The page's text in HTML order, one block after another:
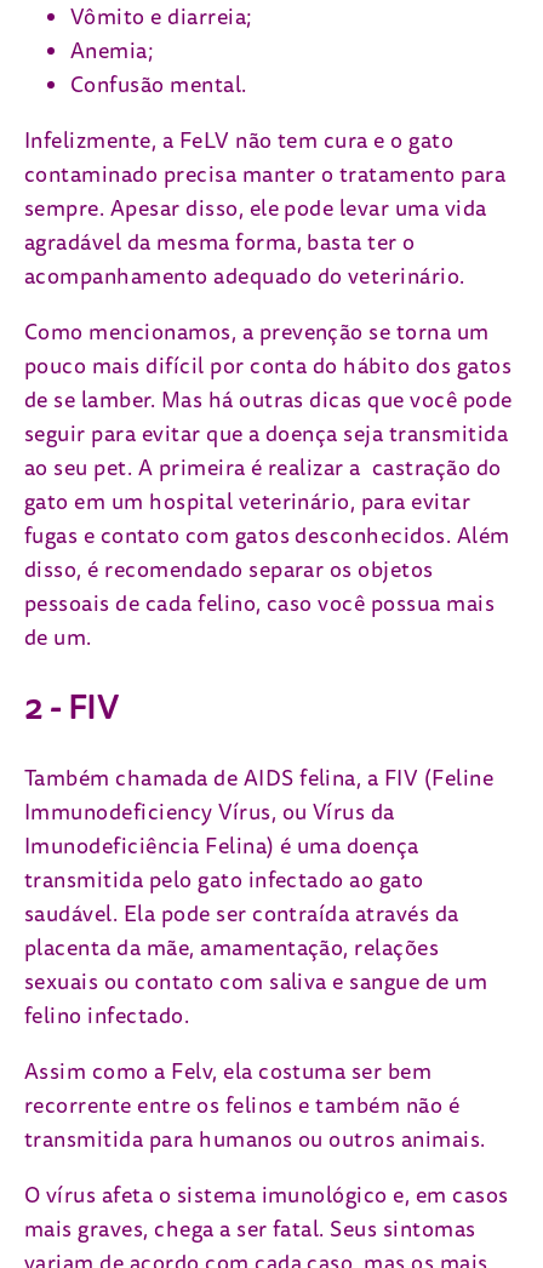
Vômito e diarreia;
Anemia;
Confusão mental.
Infelizmente, a FeLV não tem cura e o gato
contaminado precisa manter o tratamento para
sempre. Apesar disso, ele pode levar uma vida
agradável da mesma forma, basta ter o
acompanhamento adequado do veterinário.
Como mencionamos, a prevenção se torna um
pouco mais difícil por conta do hábito dos gatos
de se lamber. Mas há outras dicas que você pode
seguir para evitar que a doença seja transmitida
ao seu pet. A primeira é realizar a castração do
gato em um hospital veterinário, para evitar
fugas e contato com gatos desconhecidos. Além
disso, é recomendado separar os objetos
pessoais de cada felino, caso você possua mais
de um.
2 - FIV
Também chamada de AIDS felina, a FIV (Feline
Immunodeficiency Vírus, ou Vírus da
Imunodeficiência Felina) é uma doença
transmitida pelo gato infectado ao gato
saudável. Ela pode ser contraída através da
placenta da mãe, amamentação, relações
sexuais ou contato com saliva e sangue de um
felino infectado.
Assim como a Felv, ela costuma ser bem
recorrente entre os felinos e também não é
transmitida para humanos ou outros animais.
O vírus afeta o sistema imunológico e, em casos
mais graves, chega a ser fatal. Seus sintomas